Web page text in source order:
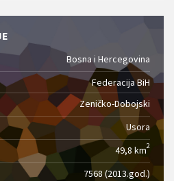
Bosna i Hercegovina
Federacija BiH
Zeničko-Dobojski
Usora
49,8 km2
7568 (2013.god.)